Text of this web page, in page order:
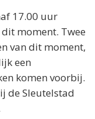
17.00 uur
moment. Twee
van dit moment,
een
komen voorbij.
de Sleutelstad